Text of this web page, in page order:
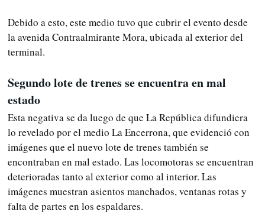
Debido a esto, este medio tuvo que cubrir el evento desde
la avenida Contraalmirante Mora, ubicada al exterior del
terminal.
Segundo lote de trenes se encuentra en mal
estado
Esta negativa se da luego de que La República difundiera
lo revelado por el medio La Encerrona, que evidenció con
imágenes que el nuevo lote de trenes también se
encontraban en mal estado. Las locomotoras se encuentran
deterioradas tanto al exterior como al interior. Las
imágenes muestran asientos manchados, ventanas rotas y
falta de partes en los espaldares.